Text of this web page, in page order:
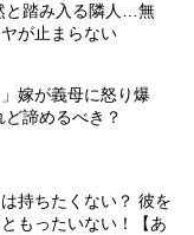
と踏み入る隣人…無
が止まらない
嫁が義母に怒り爆
諦めるべき？
持ちたくない？ 彼を
もったいない！【あ